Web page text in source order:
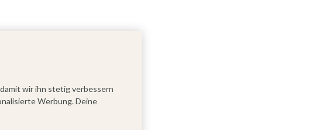
wir ihn stetig verbessern
Werbung. Deine